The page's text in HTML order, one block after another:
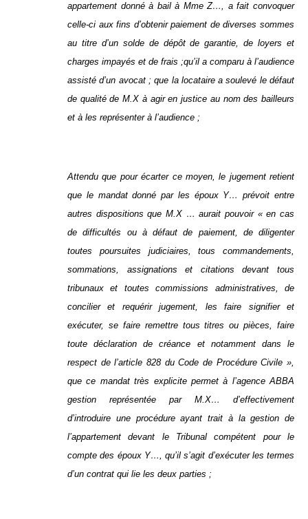
appartement donné à bail à Mme Z…, a fait convoquer
celle-ci aux fins d’obtenir paiement de diverses sommes
au titre d’un solde de dépôt de garantie, de loyers et
charges impayés et de frais ;qu’il a comparu à l’audience
assisté d’un avocat ; que la locataire a soulevé le défaut
de qualité de M.X à agir en justice au nom des bailleurs
et à les représenter à l’audience ;
Attendu que pour écarter ce moyen, le jugement retient
que le mandat donné par les époux Y… prévoit entre
autres dispositions que M.X … aurait pouvoir « en cas
de difficultés ou à défaut de paiement, de diligenter
toutes poursuites judiciaires, tous commandements,
sommations, assignations et citations devant tous
tribunaux et toutes commissions administratives, de
concilier et requérir jugement, les faire signifier et
exécuter, se faire remettre tous titres ou pièces, faire
toute déclaration de créance et notamment dans le
respect de l’article 828 du Code de Procédure Civile »,
que ce mandat très explicite permet à l’agence ABBA
gestion représentée par M.X… d’effectivement
d’introduire une procédure ayant trait à la gestion de
l’appartement devant le Tribunal compétent pour le
compte des époux Y…, qu’il s’agit d’exécuter les termes
d’un contrat qui lie les deux parties ;